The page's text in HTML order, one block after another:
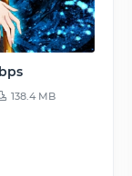
138.4 MB